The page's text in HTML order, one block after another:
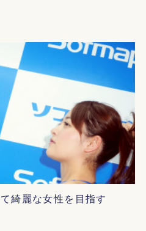
綺麗な女性を目指す